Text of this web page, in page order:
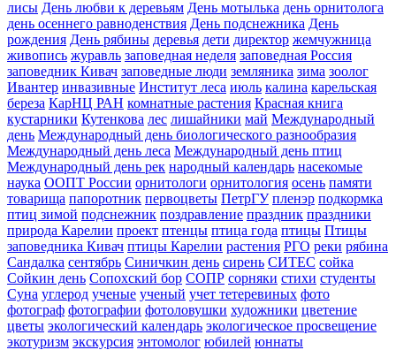
лисы День любви к деревьям День мотылька день орнитолога
день осеннего равноденствия День подснежника День
рождения День рябины деревья дети директор жемчужница
живопись журавль заповедная неделя заповедная Россия
заповедник Кивач заповедные люди земляника зима зоолог
Ивантер инвазивные Институт леса июль калина карельская
береза КарНЦ РАН комнатные растения Красная книга
кустарники Кутенкова лес лишайники май Международный
день Международный день биологического разнообразия
Международный день леса Международный день птиц
Международный день рек народный календарь насекомые
наука ООПТ России орнитологи орнитология осень памяти
товарища папоротник первоцветы ПетрГУ пленэр подкормка
птиц зимой подснежник поздравление праздник праздники
природа Карелии проект птенцы птица года птицы Птицы
заповедника Кивач птицы Карелии растения РГО реки рябина
Сандалка сентябрь Синичкин день сирень СИТЕС сойка
Сойкин день Сопохский бор СОПР сорняки стихи студенты
Суна углерод ученые ученый учет тетеревиных фото
фотограф фотографии фотоловушки художники цветение
цветы экологический календарь экологическое просвещение
экотуризм экскурсия энтомолог юбилей юннаты